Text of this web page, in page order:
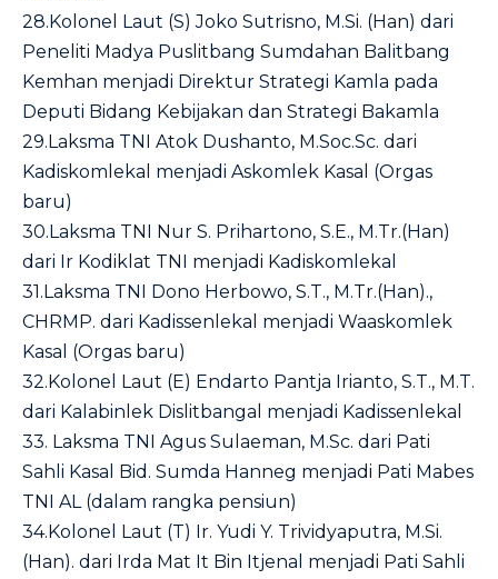
28.Kolonel Laut (S) Joko Sutrisno, M.Si. (Han) dari
Peneliti Madya Puslitbang Sumdahan Balitbang
Kemhan menjadi Direktur Strategi Kamla pada
Deputi Bidang Kebijakan dan Strategi Bakamla
29.Laksma TNI Atok Dushanto, M.Soc.Sc. dari
Kadiskomlekal menjadi Askomlek Kasal (Orgas
baru)
30.Laksma TNI Nur S. Prihartono, S.E., M.Tr.(Han)
dari Ir Kodiklat TNI menjadi Kadiskomlekal
31.Laksma TNI Dono Herbowo, S.T., M.Tr.(Han).,
CHRMP. dari Kadissenlekal menjadi Waaskomlek
Kasal (Orgas baru)
32.Kolonel Laut (E) Endarto Pantja Irianto, S.T., M.T.
dari Kalabinlek Dislitbangal menjadi Kadissenlekal
33. Laksma TNI Agus Sulaeman, M.Sc. dari Pati
Sahli Kasal Bid. Sumda Hanneg menjadi Pati Mabes
TNI AL (dalam rangka pensiun)
34.Kolonel Laut (T) Ir. Yudi Y. Trividyaputra, M.Si.
(Han). dari Irda Mat It Bin Itjenal menjadi Pati Sahli